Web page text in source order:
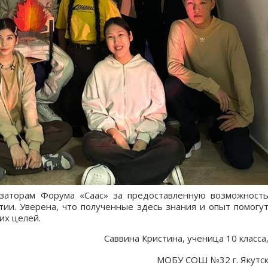
Форума «Саас» за предоставленную возможность
Уверена, что полученные здесь знания и опыт помогут
целей.
Саввина Кристина, ученица 10 класса,
МОБУ СОШ №32 г. Якутск